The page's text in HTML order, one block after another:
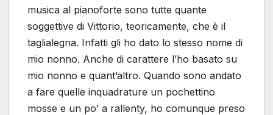
musica al pianoforte sono tutte quante
soggettive di Vittorio, teoricamente, che è il
taglialegna. Infatti gli ho dato lo stesso nome di
mio nonno. Anche di carattere l’ho basato su
mio nonno e quant’altro. Quando sono andato
a fare quelle inquadrature un pochettino
mosse e un po’ a rallenty, ho comunque preso